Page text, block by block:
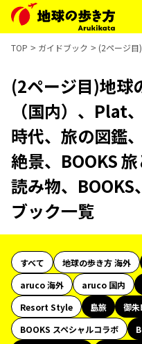
TOP ガイドブック (2ページ目
(2ページ目)地球
（国内）、Plat
時代、旅の図鑑
絶景、BOOKS
読み物、
ブック一覧
すべて 地球の歩き方 海外
aruco 海外
aruco 国内
Resort Style
島旅 御朱
BOOKS スペシャルコラボ